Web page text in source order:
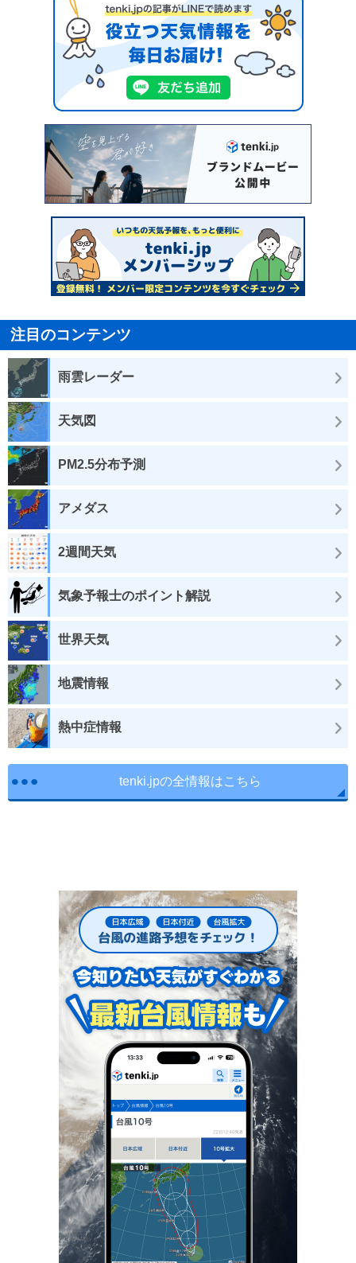
注目のコンテンツ
雨雲レーダー
天気図
PM2.5分布予測
アメダス
2週間天気
気象予報士のポイント解説
世界天気
地震情報
熱中症情報
tenki.jpの全情報はこちら